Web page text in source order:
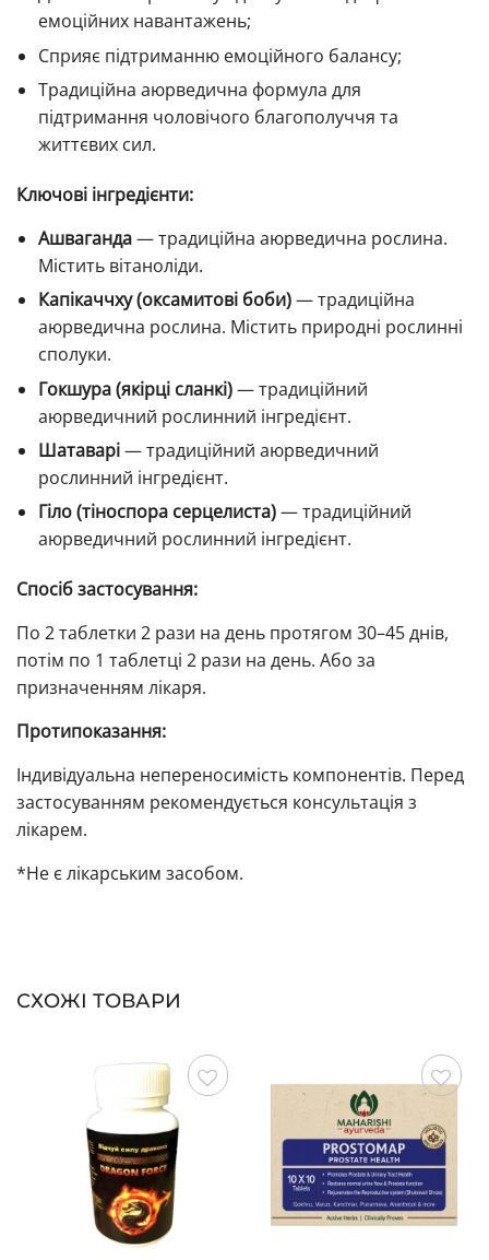
емоційних навантажень;
Сприяє підтриманню емоційного балансу;
Традиційна аюрведична формула для
підтримання чоловічого благополуччя та
життєвих сил.
Ключові інгредієнти:
Ашваганда— традиційна аюрведична рослина.
Містить вітаноліди.
Капікаччху (оксамитові боби)— традиційна
аюрведична рослина. Містить природні рослинні
сполуки.
Гокшура (якірці сланкі)— традиційний
аюрведичний рослинний інгредієнт.
Шатаварі— традиційний аюрведичний
рослинний інгредієнт.
Гіло (тіноспора серцелиста)— традиційний
аюрведичний рослинний інгредієнт.
Спосіб застосування:
По 2 таблетки 2 рази на день протягом 30–45 днів,
потім по 1 таблетці 2 рази на день. Або за
призначенням лікаря.
Протипоказання:
Індивідуальна непереносимість компонентів. Перед
застосуванням рекомендується консультація з
лікарем.
*Не є лікарським засобом.
СХОЖІ ТОВАРИ
Зберегти Зберегти